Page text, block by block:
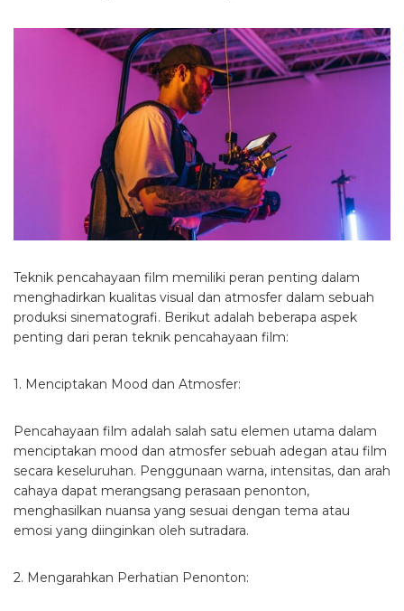
Teknik pencahayaan film memiliki peran penting dalam
menghadirkan kualitas visual dan atmosfer dalam sebuah
produksi sinematografi. Berikut adalah beberapa aspek
penting dari peran teknik pencahayaan film:
1. Menciptakan Mood dan Atmosfer:
Pencahayaan film adalah salah satu elemen utama dalam
menciptakan mood dan atmosfer sebuah adegan atau film
secara keseluruhan. Penggunaan warna, intensitas, dan arah
cahaya dapat merangsang perasaan penonton,
menghasilkan nuansa yang sesuai dengan tema atau
emosi yang diinginkan oleh sutradara.
2. Mengarahkan Perhatian Penonton: